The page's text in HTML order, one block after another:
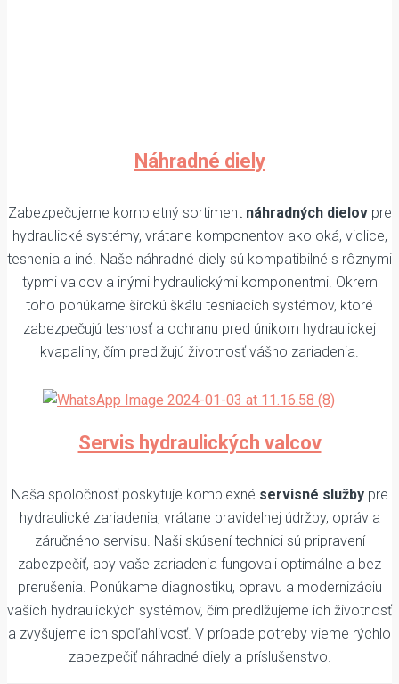
Náhradné diely
Zabezpečujeme kompletný sortiment náhradných dielovpre
hydraulické systémy, vrátane komponentov ako oká, vidlice,
tesnenia a iné. Naše náhradné diely sú kompatibilné s rôznymi
typmi valcov a inými hydraulickými komponentmi. Okrem
toho ponúkame širokú škálu tesniacich systémov, ktoré
zabezpečujú tesnosť a ochranu pred únikom hydraulickej
kvapaliny, čím predlžujú životnosť vášho zariadenia.
Servis hydraulických valcov
Naša spoločnosť poskytuje komplexné servisné službypre
hydraulické zariadenia, vrátane pravidelnej údržby, opráv a
záručného servisu. Naši skúsení technici sú pripravení
zabezpečiť, aby vaše zariadenia fungovali optimálne a bez
prerušenia. Ponúkame diagnostiku, opravu a modernizáciu
vašich hydraulických systémov, čím predlžujeme ich životnosť
a zvyšujeme ich spoľahlivosť. V prípade potreby vieme rýchlo
zabezpečiť náhradné diely a príslušenstvo.